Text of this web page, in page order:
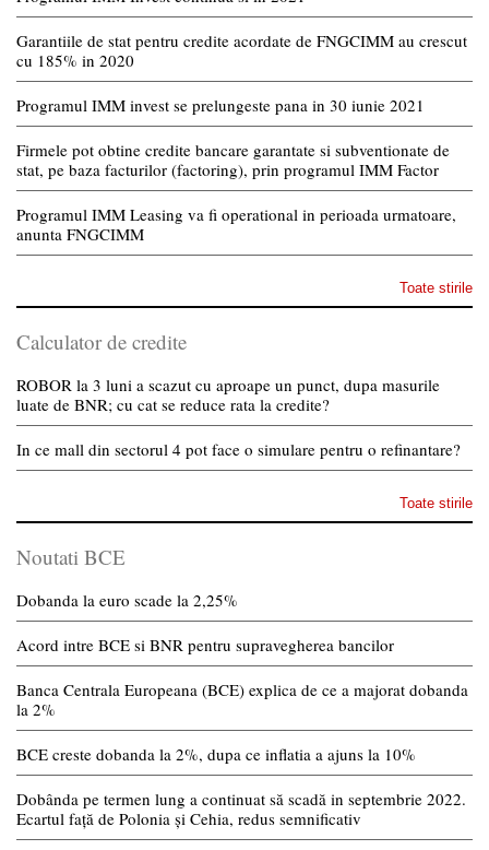
Garantiile de stat pentru credite acordate de FNGCIMM au crescut
cu 185% in 2020
Programul IMM invest se prelungeste pana in 30 iunie 2021
Firmele pot obtine credite bancare garantate si subventionate de
stat, pe baza facturilor (factoring), prin programul IMM Factor
Programul IMM Leasing va fi operational in perioada urmatoare,
anunta FNGCIMM
Toate stirile
Calculator de credite
ROBOR la 3 luni a scazut cu aproape un punct, dupa masurile
luate de BNR; cu cat se reduce rata la credite?
In ce mall din sectorul 4 pot face o simulare pentru o refinantare?
Toate stirile
Noutati BCE
Dobanda la euro scade la 2,25%
Acord intre BCE si BNR pentru supravegherea bancilor
Banca Centrala Europeana (BCE) explica de ce a majorat dobanda
la 2%
BCE creste dobanda la 2%, dupa ce inflatia a ajuns la 10%
Dobânda pe termen lung a continuat să scadă in septembrie 2022.
Ecartul față de Polonia și Cehia, redus semnificativ